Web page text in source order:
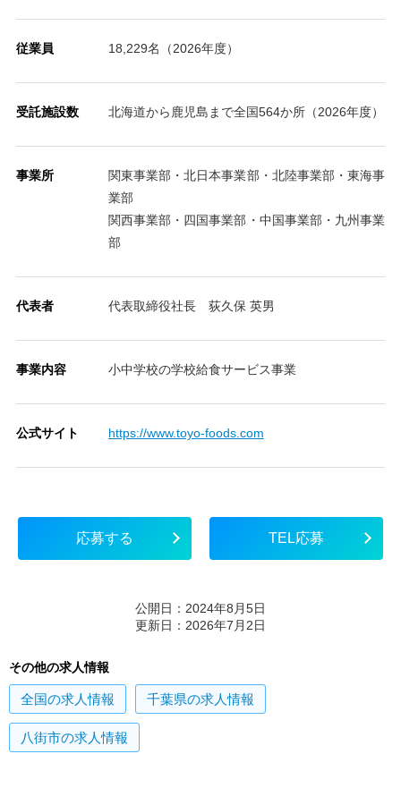
従業員 18,229名（2026年度）
受託施設数 北海道から鹿児島まで全国564か所（2026年度）
事業所
関東事業部・北日本事業部・北陸事業部・東海事
業部
関西事業部・四国事業部・中国事業部・九州事業
部
代表者 代表取締役社長 荻久保 英男
事業内容 小中学校の学校給食サービス事業
公式サイト https://www.toyo-foods.com
応募する TEL応募
公開日：2024年8月5日
更新日：2026年7月2日
その他の求人情報
全国の求人情報 千葉県の求人情報
八街市の求人情報